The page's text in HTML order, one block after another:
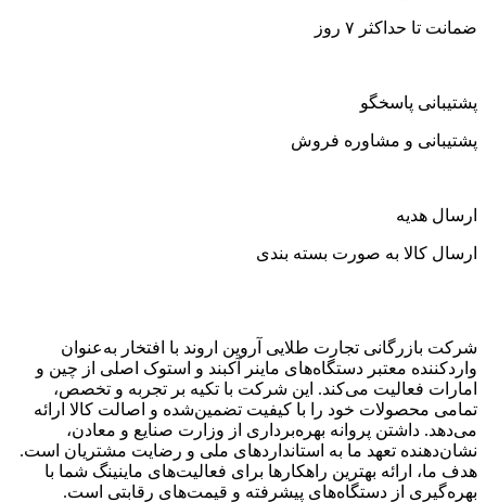
ضمانت تا حداکثر ۷ روز
پشتیبانی پاسخگو
پشتیبانی و مشاوره فروش
ارسال هدیه
ارسال کالا به صورت بسته بندی
شرکت بازرگانی تجارت طلایی آروین اروند با افتخار به‌عنوان
واردکننده معتبر دستگاه‌های ماینر آکبند و استوک اصلی از چین و
امارات فعالیت می‌کند. این شرکت با تکیه بر تجربه و تخصص،
تمامی محصولات خود را با کیفیت تضمین‌شده و اصالت کالا ارائه
می‌دهد. داشتن پروانه بهره‌برداری از وزارت صنایع و معادن،
نشان‌دهنده تعهد ما به استانداردهای ملی و رضایت مشتریان است.
هدف ما، ارائه بهترین راهکارها برای فعالیت‌های ماینینگ شما با
بهره‌گیری از دستگاه‌های پیشرفته و قیمت‌های رقابتی است.